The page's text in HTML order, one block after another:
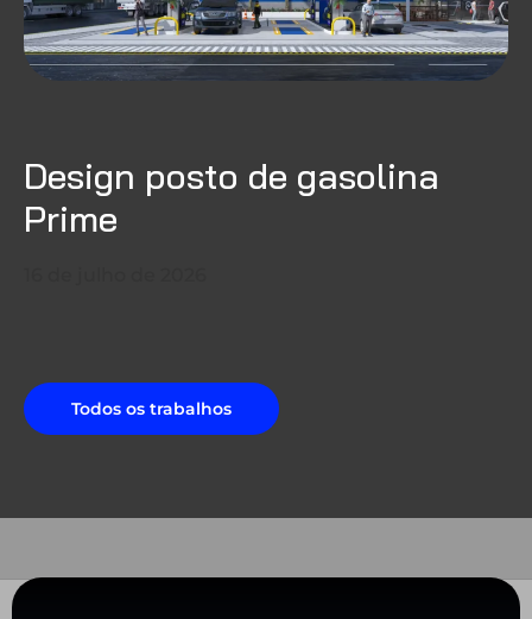
Design posto de gasolina
Prime
Todos os trabalhos